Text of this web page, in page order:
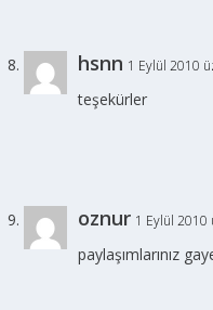
hsnn 1 Eylül 2010
teşekürler
oznur 1 Eylül
paylaşımlarınız